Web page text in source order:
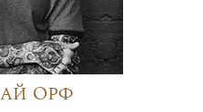
Орф